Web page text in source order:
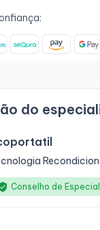
do
Conselho de